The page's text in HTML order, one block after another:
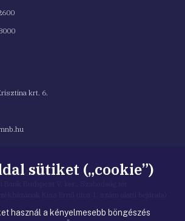
krt. 6.
Ernő utca 1.
Bank Budapest V. ker., Szabadság tér
Kiss Ernő utca 1. szám alatti bejárata)
sütiket („cookie”)
használ a kényelmesebb böngészés